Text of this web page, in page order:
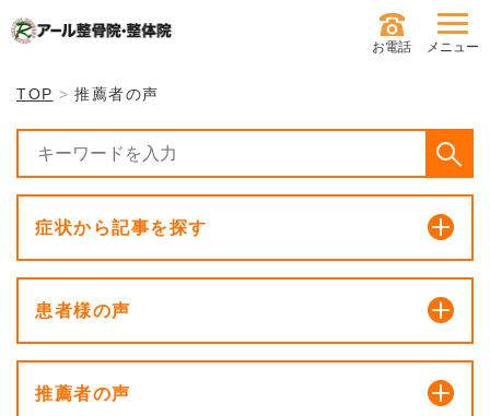
お電話 メニュー
TOP 推薦者の声
症状から記事を探す
患者様の声
推薦者の声